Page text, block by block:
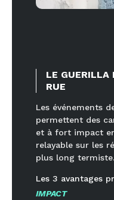
LE GUERILLA
RUE
Les événements
permettent des
et à fort impact
relayable sur les
plus long termiste.
Les 3 avantages
IMPACT